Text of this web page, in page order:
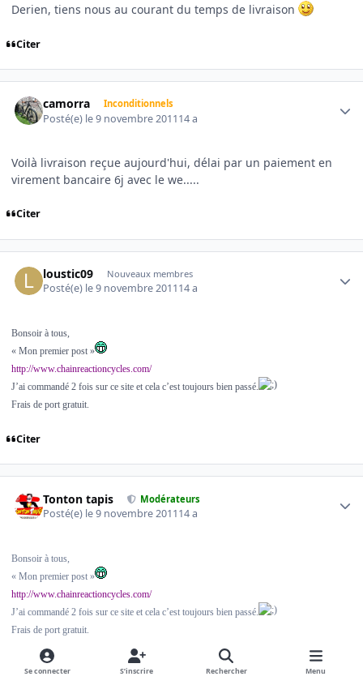
Derien, tiens nous au courant du temps de livraison
Citer
camorra Inconditionnels
Posté(e) le 9 novembre 201114 a
Voilà livraison reçue aujourd'hui, délai par un paiement en
virement bancaire 6j avec le we.....
Citer
loustic09 Nouveaux membres
Posté(e) le 9 novembre 201114 a
Bonsoir à tous,
« Mon premier post »
http://www.chainreactioncycles.com/
J’ai commandé 2 fois sur ce site et cela c’est toujours bien passé.
Frais de port gratuit.
Citer
Tonton tapis Modérateurs
Posté(e) le 9 novembre 201114 a
Bonsoir à tous,
« Mon premier post »
http://www.chainreactioncycles.com/
J’ai commandé 2 fois sur ce site et cela c’est toujours bien passé.
Frais de port gratuit.
chef je quote, mais c'est pour la bonne cause hein
Donc, bienvenu parmi nous d'abord, mais regarde le post en
Se connecter S’inscrire Rechercher Menu